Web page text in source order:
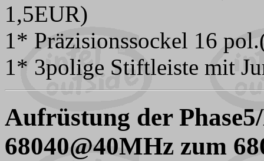
1,5EUR)
1* Präzisionssockel 16
1* 3polige Stiftleiste mit
Aufrüstung der
68040@40MHz zum